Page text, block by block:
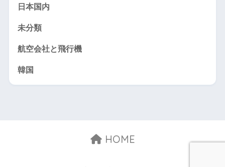
日本国内
未分類
航空会社と飛行機
韓国
HOME